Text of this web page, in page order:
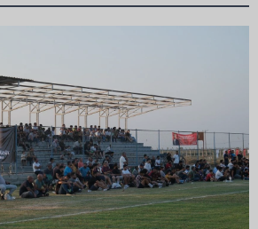
Ceyhan’da asfalt çalışmaları sürüyor
Ceyhan’da açık hava sineması keyfi iki farklı
parkta devam ediyor